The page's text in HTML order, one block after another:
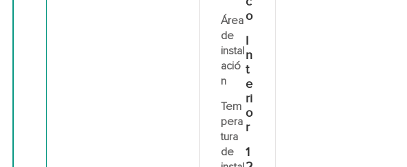
Área
de
instal
ació
n
Tem
pera
tura
de
o
I
n
t
e
ri
o
r
1